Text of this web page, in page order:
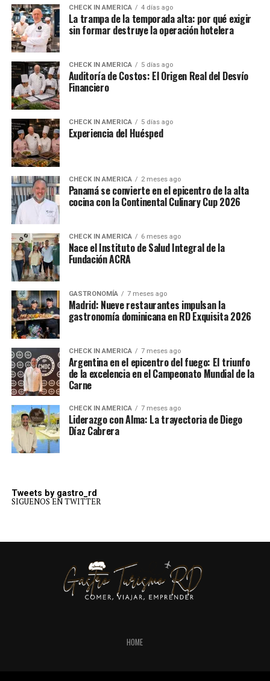
CHECK IN AMERICA 4 días ago
La trampa de la temporada alta: por qué exigir
sin formar destruye la operación hotelera
CHECK IN AMERICA 5 días ago
Auditoría de Costos: El Origen Real del Desvío
Financiero
CHECK IN AMERICA 5 días ago
Experiencia del Huésped
CHECK IN AMERICA 2 meses ago
Panamá se convierte en el epicentro de la alta
cocina con la Continental Culinary Cup 2026
CHECK IN AMERICA 6 meses ago
Nace el Instituto de Salud Integral de la
Fundación ACRA
GASTRONOMÍA 7 meses ago
Madrid: Nueve restaurantes impulsan la
gastronomía dominicana en RD Exquisita 2026
CHECK IN AMERICA 7 meses ago
Argentina en el epicentro del fuego: El triunfo
de la excelencia en el Campeonato Mundial de la
Carne
CHECK IN AMERICA 7 meses ago
Liderazgo con Alma: La trayectoria de Diego
Díaz Cabrera
Tweets by gastro_rd
SIGUENOS EN TWITTER
HOME